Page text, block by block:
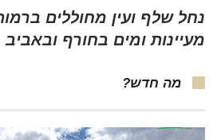
נחל שלף ועין מחוללים
מעיינות ומים בחורף ובאביב
מה חדש?